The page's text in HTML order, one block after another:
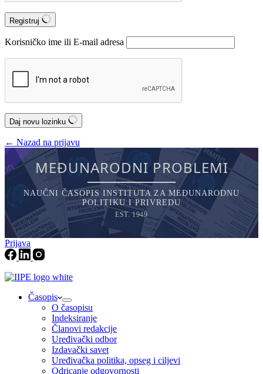
Registruj
Korisničko ime ili E-mail adresa
Daj novu lozinku
← Nazad na prijavu
MEĐUNARODNI PROBLEMI
NAUČNI ČASOPIS INSTITUTA ZA MEĐUNARODNU
POLITIKU I PRIVREDU
EST. 1949
Prijava
Časopis
O časopisu
Indeksiranje
Članovi redakcije
Uređivački odbor
Izdavački savet
Uređivačka politika, opseg i ciljevi
Odricanje odgovornosti